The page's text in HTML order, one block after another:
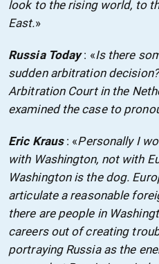
look to the rising world, to
East.»
Russia Today: «Is there
sudden arbitration
Arbitration Court in the
examined the case to
Eric Kraus: «Personally I
with Washington, not with
Washington is the dog.
articulate a reasonable
there are people in
careers out of creating
portraying Russia as the